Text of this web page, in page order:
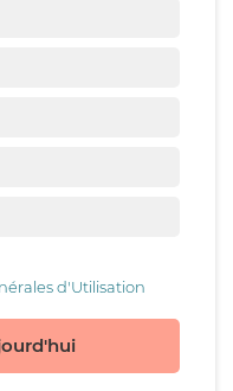
d'Utilisation